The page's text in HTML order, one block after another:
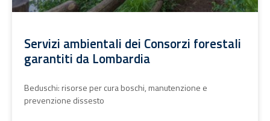
Servizi ambientali dei Consorzi forestali
garantiti da Lombardia
Beduschi: risorse per cura boschi, manutenzione e
prevenzione dissesto